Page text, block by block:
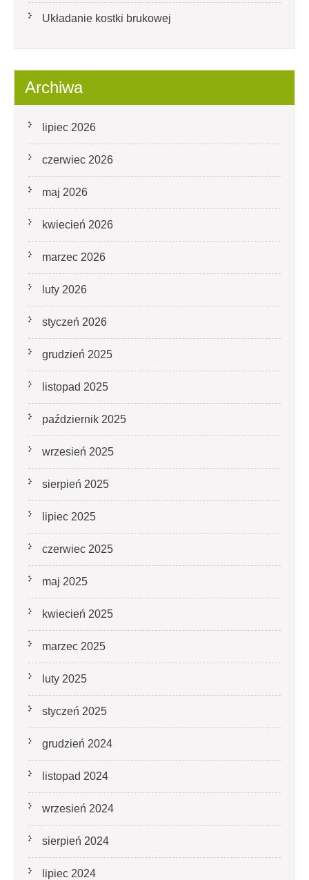
Układanie kostki brukowej
Archiwa
lipiec 2026
czerwiec 2026
maj 2026
kwiecień 2026
marzec 2026
luty 2026
styczeń 2026
grudzień 2025
listopad 2025
październik 2025
wrzesień 2025
sierpień 2025
lipiec 2025
czerwiec 2025
maj 2025
kwiecień 2025
marzec 2025
luty 2025
styczeń 2025
grudzień 2024
listopad 2024
wrzesień 2024
sierpień 2024
lipiec 2024